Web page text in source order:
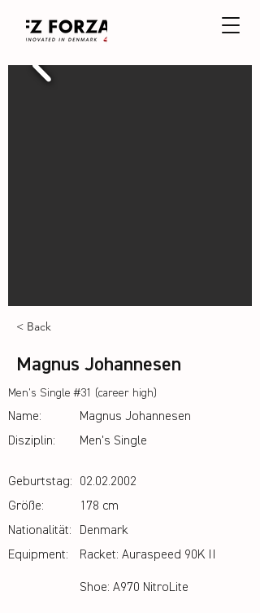
< Back
Magnus Johannesen
Men’s Single #31 (career high)
Name:
Disziplin:
Geburtstag:
Größe:
Nationalität:
Equipment:
Magnus Johannesen
Men's Single
02.02.2002
178 cm
Denmark
Racket: Auraspeed 90K II
Shoe: A970 NitroLite